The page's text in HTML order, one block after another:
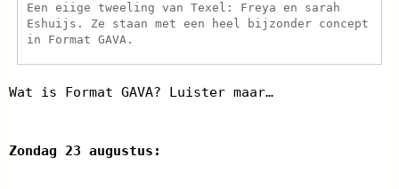
Een eiige tweeling van Texel: Freya en sarah
Eshuijs. Ze staan met een heel bijzonder concept
in Format GAVA.
Wat is Format GAVA? Luister maar…
Zondag 23 augustus: